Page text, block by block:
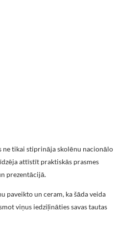
ne tikai stiprināja skolēnu nacionālo
attīstīt praktiskās prasmes
prezentācijā.
paveikto un ceram, ka šāda veida
viņus iedziļināties savas tautas